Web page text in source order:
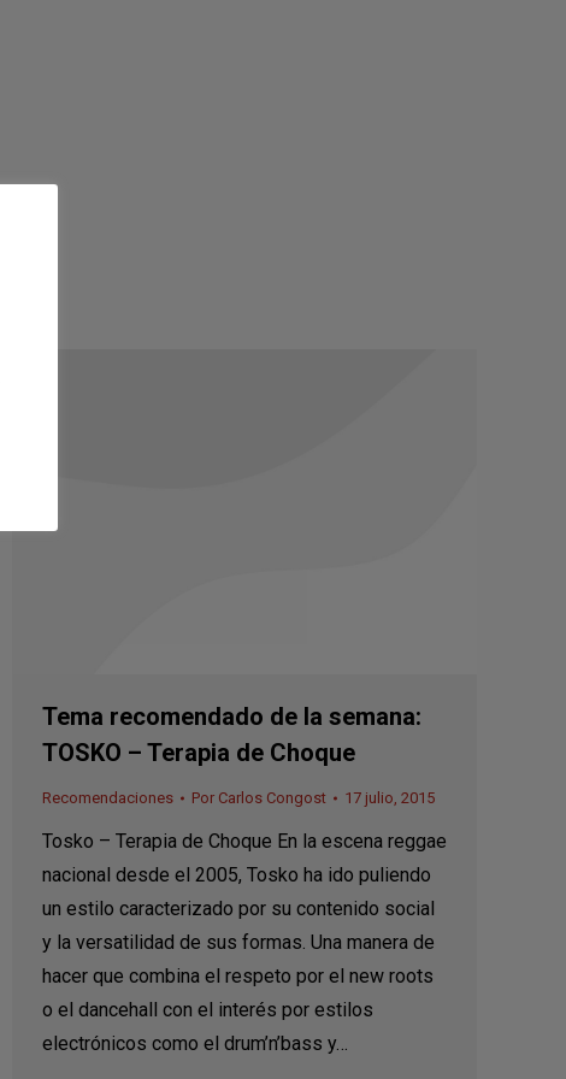
Tema recomendado de la semana:
TOSKO – Terapia de Choque
Recomendaciones Por Carlos Congost 17 julio, 2015
Tosko – Terapia de Choque En la escena reggae
nacional desde el 2005, Tosko ha ido puliendo
un estilo caracterizado por su contenido social
y la versatilidad de sus formas. Una manera de
hacer que combina el respeto por el new roots
o el dancehall con el interés por estilos
electrónicos como el drum’n’bass y…